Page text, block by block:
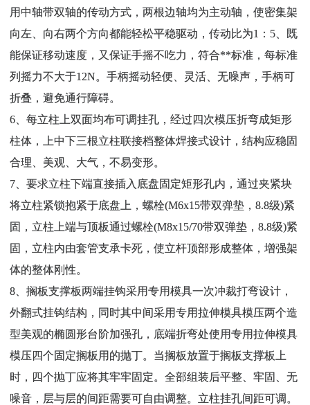
用中轴带双轴的传动方式，两根边轴均为主动轴，使密集架
向左、向右两个方向都能轻松平稳驱动，传动比为1：5、既
能保证移动速度，又保证手摇不吃力，符合**标准，每标准
列摇力不大于12N。手柄摇动轻便、灵活、无噪声，手柄可
折叠，避免通行障碍。
6、每立柱上双面均布可调挂孔，经过四次模压折弯成矩形
柱体，上中下三根立柱联接档整体焊接式设计，结构应稳固
合理、美观、大气，不易变形。
7、要求立柱下端直接插入底盘固定矩形孔内，通过夹紧块
将立柱紧锁抱紧于底盘上，螺栓(M6x15带双弹垫，8.8级)紧
固，立柱上端与顶板通过螺栓(M8x15/70带双弹垫，8.8级)紧
固，立柱内由套管支承卡死，使立杆顶部形成整体，增强架
体的整体刚性。
8、搁板支撑板两端挂钩采用专用模具一次冲裁打弯设计，
外翻式挂钩结构，同时其中间采用专用拉伸模具模压两个造
型美观的椭圆形台阶加强孔，底端折弯处使用专用拉伸模具
模压四个固定搁板用的抛丁。当搁板放置于搁板支撑板上
时，四个抛丁应将其牢牢固定。全部组装后平整、牢固、无
噪音，层与层的间距需要可自由调整。立柱挂孔间距可调。